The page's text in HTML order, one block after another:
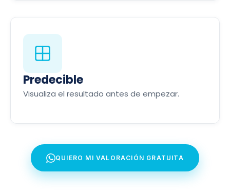
Predecible
Visualiza el resultado antes de empezar.
QUIERO MI VALORACIÓN GRATUITA